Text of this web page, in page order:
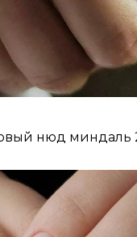
нюд миндаль